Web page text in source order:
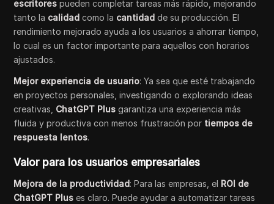
escritores pueden completar tareas más rápido, mejorando
tanto la calidad como la cantidad de su producción. El
rendimiento mejorado ayuda a los usuarios a ahorrar tiempo,
lo cual es un factor importante para aquellos con horarios
ajustados.
Mejor experiencia de usuario: Ya sea que esté trabajando
en proyectos personales, investigando o explorando ideas
creativas, ChatGPT Plus garantiza una experiencia más
fluida y productiva con menos frustración por tiempos de
respuesta lentos.
Valor para los usuarios empresariales
Mejora de la productividad: Para las empresas, el ROI de
ChatGPT Plus es claro. Puede ayudar a automatizar tareas